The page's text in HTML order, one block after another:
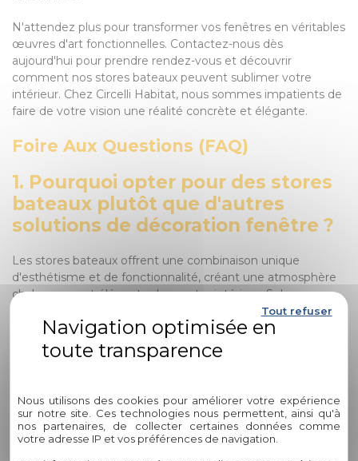
N'attendez plus pour transformer vos fenêtres en véritables
œuvres d'art fonctionnelles. Contactez-nous dès
aujourd'hui pour prendre rendez-vous et découvrir
comment nos stores bateaux peuvent sublimer votre
intérieur. Chez Circelli Habitat, nous sommes impatients de
faire de votre vision une réalité concrète et élégante.
Foire Aux Questions (FAQ)
1. Pourquoi opter pour des stores
bateaux plutôt que d'autres
solutions de décoration fenêtre ?
Les stores bateaux offrent une combinaison unique
d'esthétisme et de fonctionnalité, créant une atmosphère
chaleureuse et élégante dans votre intérieur. Selon une
étude récente menée par HomeAdvisor, l'installation de
stores bateaux peut augmenter la valeur perçue d'un bien
immobilier de jusqu'à 10%.
spécifiques des stores bateaux
proposés par Circelli Habitat ?
Les stores bateaux de Circelli Habitat se distinguent par leur
Nous utilisons des cookies pour améliorer votre expérience
sur notre site. Ces technologies nous permettent, ainsi qu'à
nos partenaires, de collecter certaines données comme
votre adresse IP et vos préférences de navigation.
Tout refuser